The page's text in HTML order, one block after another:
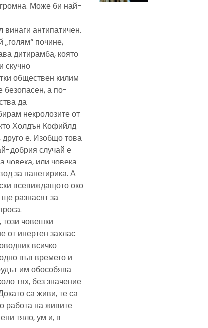
Може би най-
антипатичен.
„голям“ почине,
дитирамба, която
скучно
обществен килим
безопасен, а по-
да
некролозите от
Холдън Кофийлд
е. Изобщо това
добрия случай е
човека, или човека
за панегирика. А
всевиждащото око
разнасят за
този човешки
от инертен захлас
всичко
във времето и
им обособява
тях, без значение
са живи, те са
работа на живите
тяло, ум и, в